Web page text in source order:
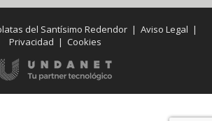
del Santísimo Redendor |Aviso Legal |
Privacidad | Cookies